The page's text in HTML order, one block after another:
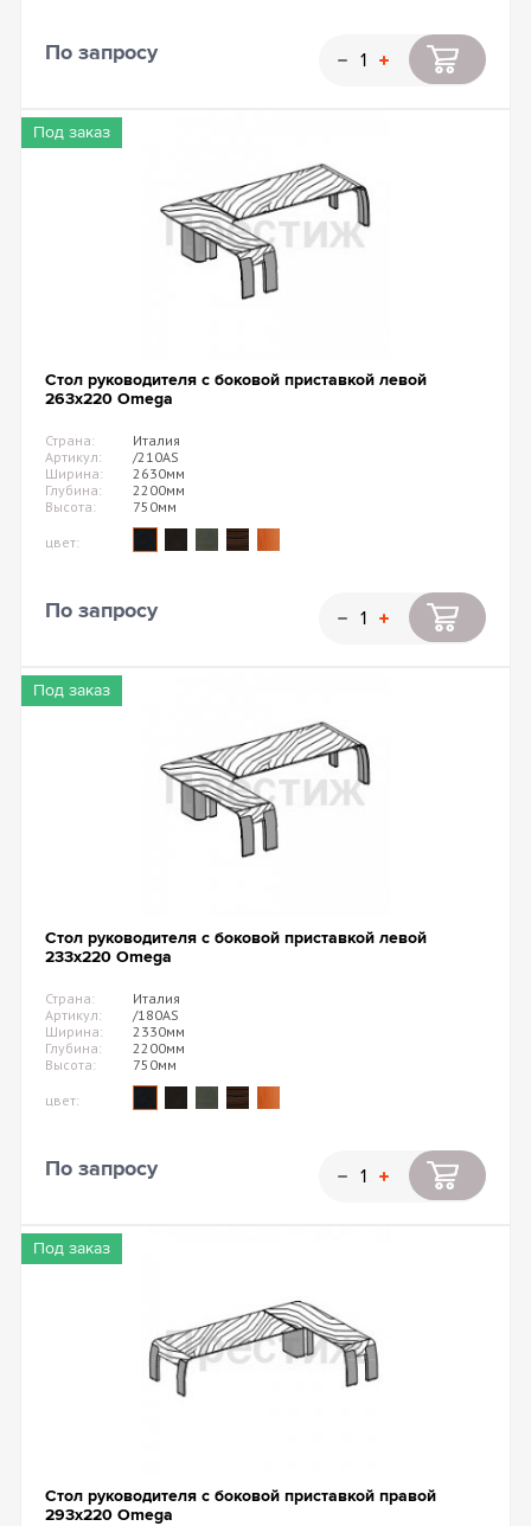
По запросу
Под заказ
Стол руководителя с боковой приставкой левой
263х220 Omega
Страна:
Италия
Артикул:
/210AS
Ширина:
2630мм
Глубина:
2200мм
Высота:
750мм
цвет:
По запросу
Под заказ
Стол руководителя с боковой приставкой левой
233х220 Omega
Страна:
Италия
Артикул:
/180AS
Ширина:
2330мм
Глубина:
2200мм
Высота:
750мм
цвет:
По запросу
Под заказ
Стол руководителя с боковой приставкой правой
293х220 Omega